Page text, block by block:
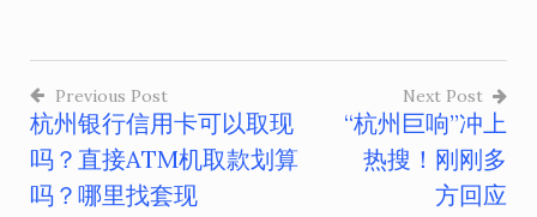
文
章
Previous Post
杭州银行信用卡可以取现
吗？直接ATM机取款划算
吗？哪里找套现
Next Post
“杭州巨响”冲上
热搜！刚刚多
方回应